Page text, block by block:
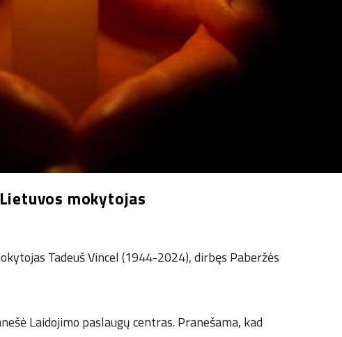
mokytojas
Tadeuš Vincel (1944-2024), dirbęs Paberžės
Laidojimo paslaugų centras. Pranešama, kad